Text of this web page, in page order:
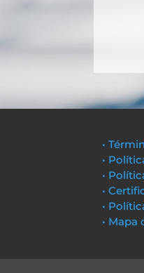
•
•
•
•
•
• Mapa